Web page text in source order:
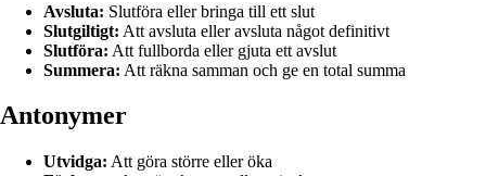
Avsluta: Slutföra eller bringa till ett slut
Slutgiltigt: Att avsluta eller avsluta något definitivt
Slutföra: Att fullborda eller gjuta ett avslut
Summera: Att räkna samman och ge en total summa
Antonymer
Utvidga: Att göra större eller öka